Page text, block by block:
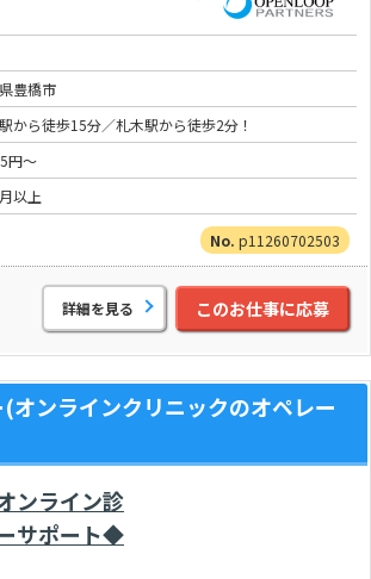
豊橋市
から徒歩15分／札木駅から徒歩2分！
円～
以上
p11260702503
詳細を見る このお仕事に応募
オンラインクリニックのオペレー
ンライン診
サポート◆